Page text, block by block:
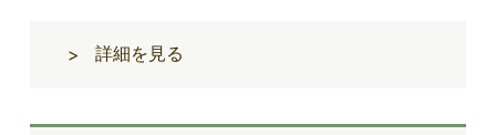
> 詳細を見る